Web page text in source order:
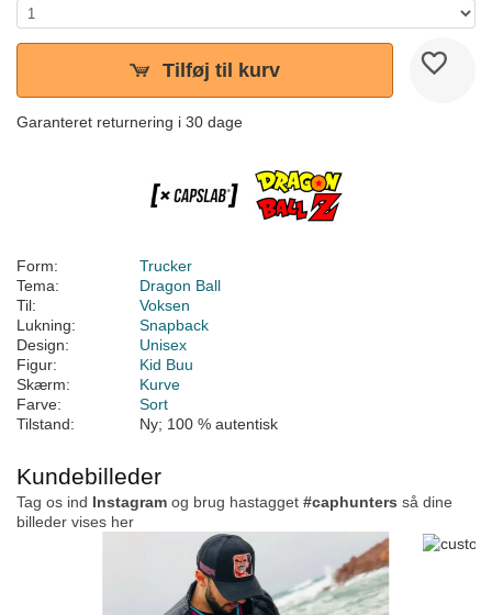
Tilføj til kurv
Garanteret returnering i 30 dage
Form:
Trucker
Tema:
Dragon Ball
Til:
Voksen
Lukning:
Snapback
Design:
Unisex
Figur:
Kid Buu
Skærm:
Kurve
Farve:
Sort
Tilstand:
Ny; 100 % autentisk
Kundebilleder
Tag os ind Instagram og brug hastagget #caphunters så dine
billeder vises her